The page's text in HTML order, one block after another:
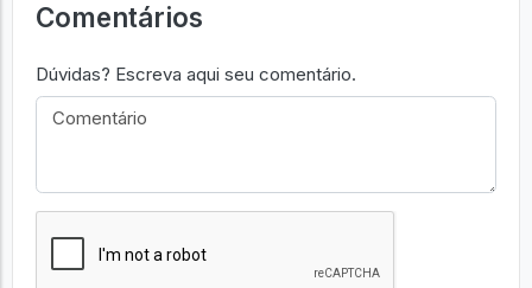
Comentários
Dúvidas? Escreva aqui seu comentário.